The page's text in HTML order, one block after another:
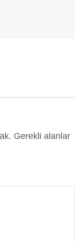
Gerekli alanlar